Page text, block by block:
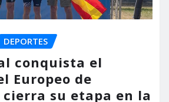
DEPORTES
conquista el
Europeo de
su etapa en la